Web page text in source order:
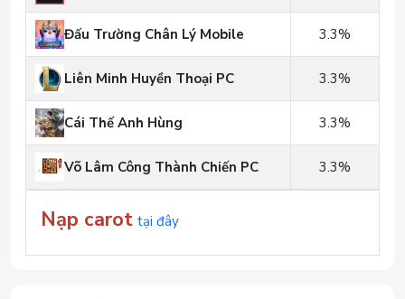
Đấu Trường Chân Lý Mobile 3.3%
Liên Minh Huyền Thoại PC 3.3%
Cái Thế Anh Hùng 3.3%
Võ Lâm Công Thành Chiến PC 3.3%
Nạp carot tại đây